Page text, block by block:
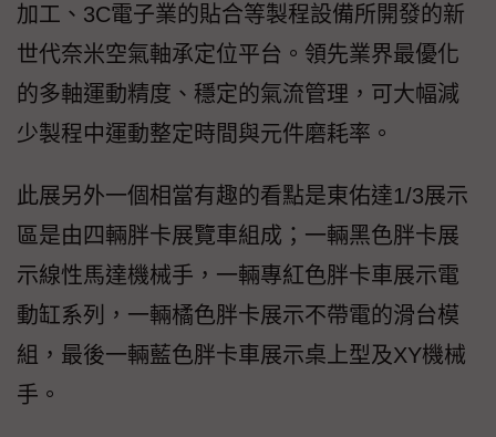
加工、3C電子業的貼合等製程設備所開發的新
世代奈米空氣軸承定位平台。領先業界最優化
的多軸運動精度、穩定的氣流管理，可大幅減
少製程中運動整定時間與元件磨耗率。
此展另外一個相當有趣的看點是東佑達1/3展示
區是由四輛胖卡展覽車組成；一輛黑色胖卡展
示線性馬達機械手，一輛專紅色胖卡車展示電
動缸系列，一輛橘色胖卡展示不帶電的滑台模
組，最後一輛藍色胖卡車展示桌上型及XY機械
手。